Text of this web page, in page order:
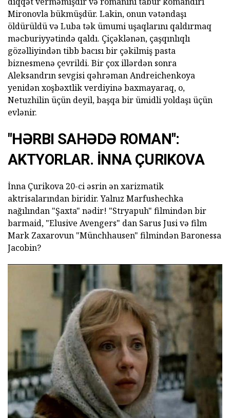
Mironovla bükmüşdür. Lakin, onun vətəndaşı
öldürüldü və Luba tək ümumi uşaqlarını qaldırmaq
məcburiyyətində qaldı. Çiçəklənən, çaşqınlıqlı
gözəlliyindən tibb bacısı bir çəkilmiş pasta
biznesmenə çevrildi. Bir çox illərdən sonra
Aleksandrın sevgisi qəhrəman Andreichenkoya
yenidən xoşbəxtlik verdiyinə baxmayaraq, o,
Netuzhilin üçün deyil, başqa bir ümidli yoldaşı üçün
evlənir.
"HƏRBI SAHƏDƏ ROMAN":
AKTYORLAR. İNNA ÇURIKOVA
İnna Çurikova 20-ci əsrin ən xarizmatik
aktrisalarından biridir. Yalnız Marfushechka
nağılından "Şaxta" nədir! "Stryapuh" filmindən bir
barmaid, "Elusive Avengers" dan Sarus Jusi və film
Mark Zaxarovun "Münchhausen" filmindən Baronessa
Jacobin?